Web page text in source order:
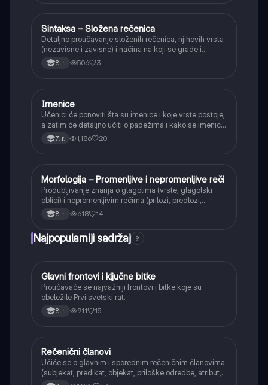
Srpski jezik
Sintaksa – Složena rečenica
Detaljno proučavanje složenih rečenica, njihovih vrsta
(nezavisne i zavisne) i načina na koji se grade i
povezuju.
8. r. 506 3
Srpski jezik
Imenice
Učenici će ponoviti šta su imenice i koje vrste postoje,
a zatim će detaljno učiti o padežima i kako se imenice
menjaju da bi pokazale svoju ulogu u rečenici.
7. r. 1,186 20
Srpski jezik
Morfologija – Promenljive i nepromenljive reči
Produbljivanje znanja o glagolima (vrste, glagolski
oblici) i nepromenljivim rečima (prilozi, predlozi,
veznici, uzvici, rečce) i njihovoj ulozi u rečenici.
8. r. 618 14
Najpopularniji sadržaj 9
Istorija
Glavni frontovi i ključne bitke
Proučavaće se najvažniji frontovi i bitke koje su
obeležile Prvi svetski rat.
8. r. 911 15
Srpski jezik
Rečenični članovi
Učiće se o glavnim i sporednim rečeničnim članovima
(subjekat, predikat, objekat, priloške odredbe, atribut,
apozicija) i njihovoj funkciji.